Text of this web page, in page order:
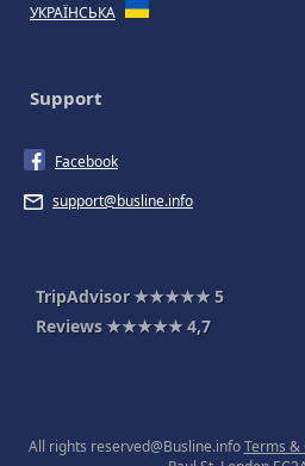
УКРАЇНСЬКА
Support
Facebook
support@busline.info
TripAdvisor ★★★★★5
Reviews ★★★★★4,7
All rights reserved@Busline.infoTerms &